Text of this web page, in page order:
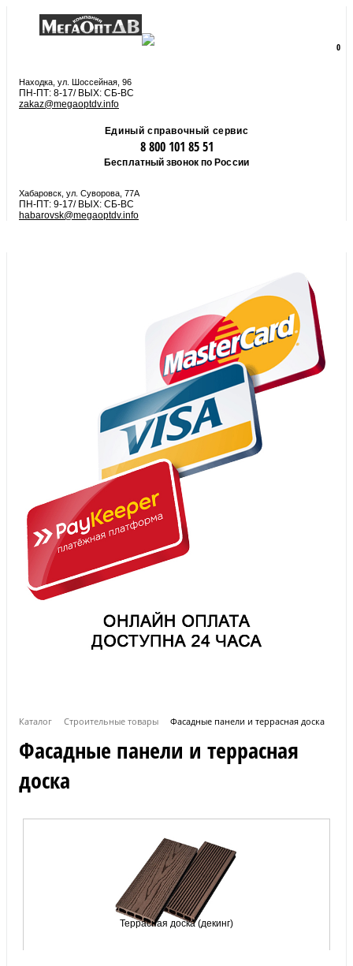
0
Находка, ул. Шоссейная, 96
ПН-ПТ: 8-17/ ВЫХ: СБ-ВС
zakaz@megaoptdv.info
Единый справочный сервис
8 800 101 85 51
Бесплатный звонок по России
Хабаровск, ул. Суворова, 77А
ПН-ПТ: 9-17/ ВЫХ: СБ-ВС
habarovsk@megaoptdv.info
Каталог Строительные товары Фасадные панели и террасная доска
Фасадные панели и террасная
доска
Террасная доска (декинг)